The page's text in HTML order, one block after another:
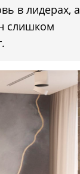
в лидерах, а
слишком